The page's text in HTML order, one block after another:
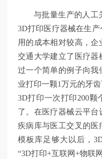
与批量生产的人工
3D打印医疗器械在生
用的成本相对较高，
交通大学建立了医疗器
过一个简单的例子向我
业打印一颗1万元的牙
3D打印一次打印200颗
了。在医疗器械云平
疾病库与医工交叉的医
模板库足够大以后，
“3D打印+互联网+物联